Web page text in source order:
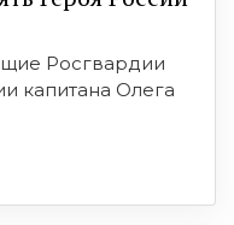
Росгвардии
капитана Олега